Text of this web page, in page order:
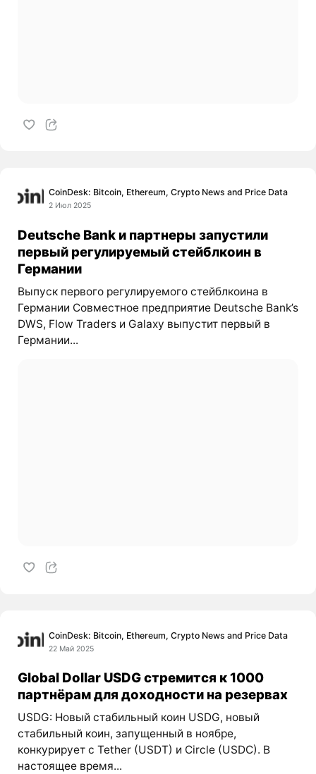
CoinDesk: Bitcoin, Ethereum, Crypto News and Price Data
2 Июл 2025
Deutsche Bank и партнеры запустили
первый регулируемый стейблкоин в
Германии
Выпуск первого регулируемого стейблкоина в
Германии Совместное предприятие Deutsche Bank’s
DWS, Flow Traders и Galaxy выпустит первый в
Германии...
CoinDesk: Bitcoin, Ethereum, Crypto News and Price Data
22 Май 2025
Global Dollar USDG стремится к 1000
партнёрам для доходности на резервах
USDG: Новый стабильный коин USDG, новый
стабильный коин, запущенный в ноябре,
конкурирует с Tether (USDT) и Circle (USDC). В
настоящее время...